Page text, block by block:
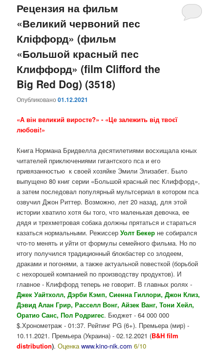
основному
содержимому
дополнительному
содержимому
Рецензия на фильм
«Великий червоний пес
Кліффорд» (фильм
«Большой красный пес
Клиффорд» (film Clifford the
Big Red Dog) (3518)
Опубликовано01.12.2021
«А він великий виросте?» - «Це залежить від твоєї
любові!»
Книга Нормана Бридвелла десятилетиями восхищала юных
читателей приключениями гигантского пса и его
привязанностью к своей хозяйке Эмили Элизабет. Было
выпущено 80 книг серии «Большой красный пес Клиффорд»,
а затем последовал популярный мультсериал в котором пса
озвучил Джон Риттер. Возможно, лет 20 назад, для этой
истории хватило хотя бы того, что маленькая девочка, ее
дядя и трехметровая собака должны прятаться и стараться
казаться нормальными. РежиссерУолт Бекер не собирался
что-то менять и уйти от формулы семейного фильма. Но по
итогу получился традиционный блокбастерсо злодеем,
драками и погонями, а также актуальной повесткой (борьбой
с нехорошей компанией по производству продуктов). И
главное - Клиффорд теперь не говорит. В главных ролях -
Джек Уайтхолл, Дэрби Кэмп, Сиенна Гиллори, Джон Клиз,
Дэвид Алан Грир, Расселл Вонг, Айзек Ванг, Тони Хейл,
Оратио Санс, Пол Родригес. Бюджет - 64 000 000
$.Хронометраж - 01:37. Рейтинг PG (6+). Премьера (мир) -
10.11.2021. Премьера (Украина) - 02.12.2021 (B&H film
distribution).Оценкаwww.kino-nik.com 6/10